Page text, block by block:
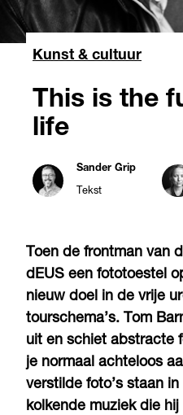
Kunst & cultuur
This is the
life
Sander Grip
Tekst
Toen de frontman van
dEUS een fototoestel
nieuw doel in de vrije
tourschema’s. Tom
uit en schiet abstracte
je normaal achteloos
verstilde foto’s staan
kolkende muziek die